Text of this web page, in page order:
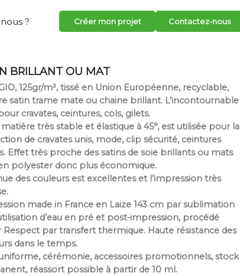
? Créer mon projet Contactez-nous
BRILLANT OU MAT
125gr/m², tissé en Union Européenne, recyclable,
satin trame mate ou chaine brillant. L’incontournable
cravates, ceintures, cols, gilets.
très stable et élastique à 45°, est utilisée pour la
de cravates unis, mode, clip sécurité, ceintures
Effet très proche des satins de soie brillants ou mats
polyester donc plus économique.
des couleurs est excellentes et l’impression très
made in France en Laize 143 cm par sublimation
d’eau en pré et post-impression, procédé
Respect par transfert thermique. Haute résistance des
dans le temps.
cérémonie, accessoires promotionnels, stock
réassort possible à partir de 10 ml.